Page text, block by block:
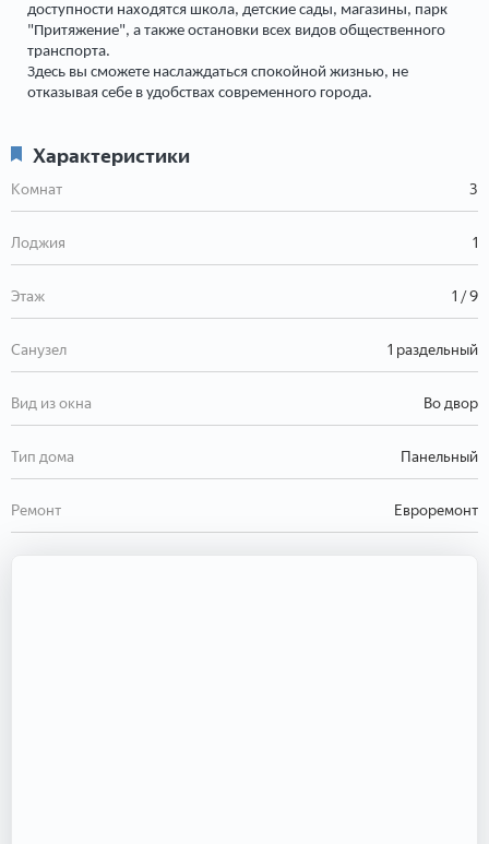
доступности находятся школа, детские сады, магазины, парк
"Притяжение", а также остановки всех видов общественного
транспорта.
Здесь вы сможете наслаждаться спокойной жизнью, не
отказывая себе в удобствах современного города.
Характеристики
Комнат 3
Лоджия 1
Этаж 1 / 9
Санузел 1 раздельный
Вид из окна Во двор
Тип дома Панельный
Ремонт Евроремонт